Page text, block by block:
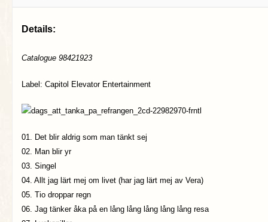
Details:
Catalogue 98421923
Label: Capitol Elevator Entertainment
01. Det blir aldrig som man tänkt sej
02. Man blir yr
03. Singel
04. Allt jag lärt mej om livet (har jag lärt mej av Vera)
05. Tio droppar regn
06. Jag tänker åka på en lång lång lång lång lång resa